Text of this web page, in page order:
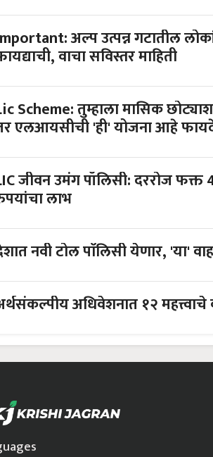
अल्प उत्पन्न गटातील
वाचा सविस्तर माहिती
Scheme: तुम्हाला मासिक
एलआयसीची 'ही' योजना आहे
जीवन उमंग पॉलिसी: दररोज
लाभ
अधिवेशनात १२